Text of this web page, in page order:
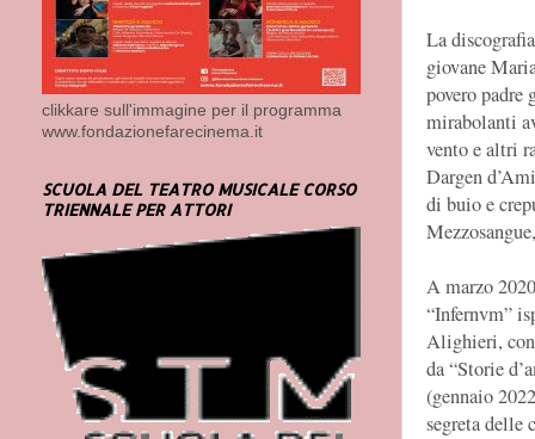
La
giovane
povero padre
mirabolanti
vento e altri
Dargen
di buio e
A marzo
“Infernvm”
Alighieri,
da “Storie
(gennaio
segreta delle
clikkare sull'immagine per il programma
www.fondazionefarecinema.it
SCUOLA DEL TEATRO MUSICALE CORSO
TRIENNALE PER ATTORI